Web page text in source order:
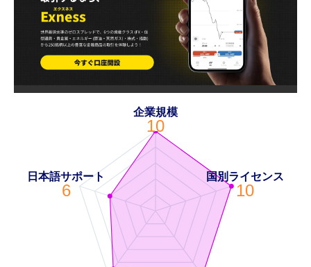
企業規模
10
国別ライセンス
10
日本語サポート
6